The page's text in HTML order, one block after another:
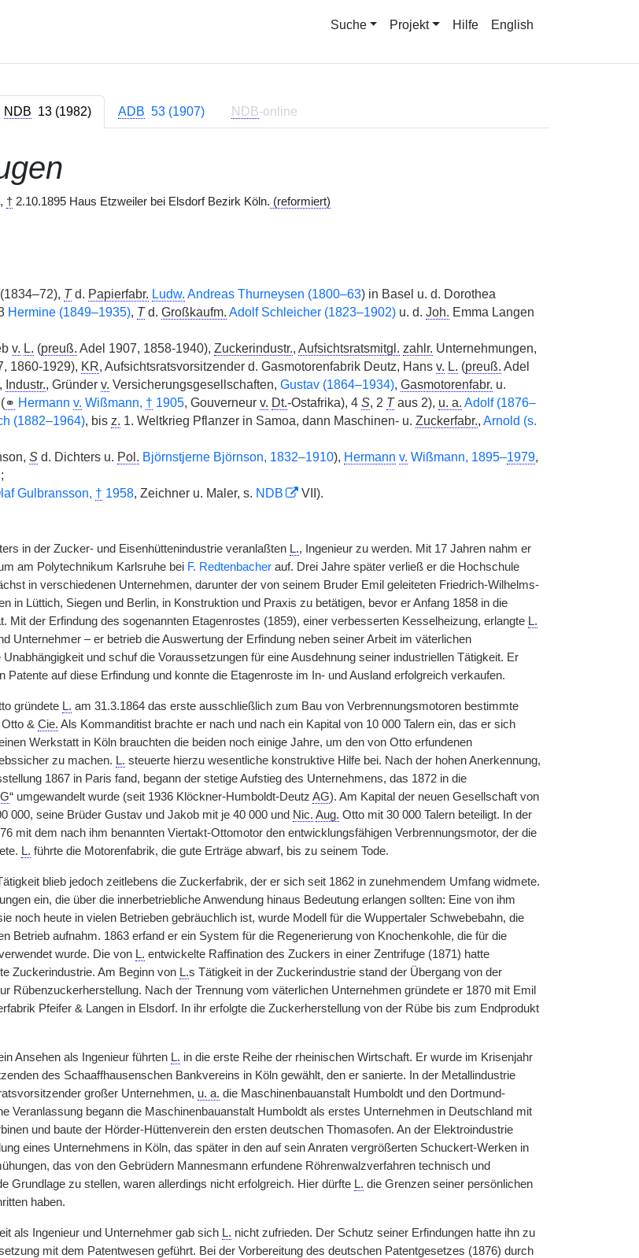
Suche Projekt Hilfe English
NDB 13 (1982) ADB 53 (1907) NDB-online
†2.10.1895 Haus Etzweiler bei Elsdorf Bezirk Köln. (reformiert)
Td. Papierfabr. Ludw. Andreas Thurneysen (1800–63) in Basel u. d. Dorothea
Hermine (1849–1935), Td. Großkaufm. Adolf Schleicher (1823–1902)u. d. Joh. Emma Langen
v. L. (preuß. Adel 1907, 1858-1940), Zuckerindustr., Aufsichtsratsmitgl. zahlr. Unternehmungen,
1860-1929), KR, Aufsichtsratsvorsitzender d. Gasmotorenfabrik Deutz, Hans v. L. (preuß. Adel
, Industr., Gründer v. Versicherungsgesellschaften, Gustav (1864–1934), Gasmotorenfabr. u.
⚭ Hermann v. Wißmann, † 1905, Gouverneur v. Dt.-Ostafrika), 4 S, 2 Taus 2), u. a. Adolf (1876–
(1882–1964), bis z. 1. Weltkrieg Pflanzer in Samoa, dann Maschinen- u. Zuckerfabr., Arnold (s.
Sd. Dichters u. Pol. Björnstjerne Björnson, 1832–1910), Hermann v. Wißmann, 1895–1979,
Gulbransson, † 1958, Zeichner u. Maler, s. NDB VII).
in der Zucker- und Eisenhüttenindustrie veranlaßten L., Ingenieur zu werden. Mit 17 Jahren nahm er
am Polytechnikum Karlsruhe bei F. Redtenbacherauf. Drei Jahre später verließ er die Hochschule
in verschiedenen Unternehmen, darunter der von seinem Bruder Emil geleiteten Friedrich-Wilhelms-
in Lüttich, Siegen und Berlin, in Konstruktion und Praxis zu betätigen, bevor er Anfang 1858 in die
Mit der Erfindung des sogenannten Etagenrostes (1859), einer verbesserten Kesselheizung, erlangte L.
Unternehmer – er betrieb die Auswertung der Erfindung neben seiner Arbeit im väterlichen
und schuf die Voraussetzungen für eine Ausdehnung seiner industriellen Tätigkeit. Er
Patente auf diese Erfindung und konnte die Etagenroste im In- und Ausland erfolgreich verkaufen.
gründete L. am 31.3.1864 das erste ausschließlich zum Bau von Verbrennungsmotoren bestimmte
& Cie. Als Kommanditist brachte er nach und nach ein Kapital von 10 000 Talern ein, das er sich
Werkstatt in Köln brauchten die beiden noch einige Jahre, um den von Otto erfundenen
zu machen. L. steuerte hierzu wesentliche konstruktive Hilfe bei. Nach der hohen Anerkennung,
1867 in Paris fand, begann der stetige Aufstieg des Unternehmens, das 1872 in die
“ umgewandelt wurde (seit 1936 Klöckner-Humboldt-Deutz AG). Am Kapital der neuen Gesellschaft von
000, seine Brüder Gustav und Jakob mit je 40 000 und Nic. Aug. Otto mit 30 000 Talern beteiligt. In der
mit dem nach ihm benannten Viertakt-Ottomotor den entwicklungsfähigen Verbrennungsmotor, der die
L. führte die Motorenfabrik, die gute Erträge abwarf, bis zu seinem Tode.
blieb jedoch zeitlebens die Zuckerfabrik, der er sich seit 1862 in zunehmendem Umfang widmete.
ein, die über die innerbetriebliche Anwendung hinaus Bedeutung erlangen sollten: Eine von ihm
noch heute in vielen Betrieben gebräuchlich ist, wurde Modell für die Wuppertaler Schwebebahn, die
Betrieb aufnahm. 1863 erfand er ein System für die Regenerierung von Knochenkohle, die für die
wurde. Die von L. entwickelte Raffination des Zuckers in einer Zentrifuge (1871) hatte
Zuckerindustrie. Am Beginn von L.s Tätigkeit in der Zuckerindustrie stand der Übergang von der
Rübenzuckerherstellung. Nach der Trennung vom väterlichen Unternehmen gründete er 1870 mit Emil
Pfeifer & Langen in Elsdorf. In ihr erfolgte die Zuckerherstellung von der Rübe bis zum Endprodukt
Ansehen als Ingenieur führten L. in die erste Reihe der rheinischen Wirtschaft. Er wurde im Krisenjahr
des Schaaffhausenschen Bankvereins in Köln gewählt, den er sanierte. In der Metallindustrie
großer Unternehmen, u. a. die Maschinenbauanstalt Humboldt und den Dortmund-
Veranlassung begann die Maschinenbauanstalt Humboldt als erstes Unternehmen in Deutschland mit
und baute der Hörder-Hüttenverein den ersten deutschen Thomasofen. An der Elektroindustrie
eines Unternehmens in Köln, das später in den auf sein Anraten vergrößerten Schuckert-Werken in
das von den Gebrüdern Mannesmann erfundene Röhrenwalzverfahren technisch und
Grundlage zu stellen, waren allerdings nicht erfolgreich. Hier dürfte L. die Grenzen seiner persönlichen
haben.
als Ingenieur und Unternehmer gab sich L. nicht zufrieden. Der Schutz seiner Erfindungen hatte ihn zu
mit dem Patentwesen geführt. Bei der Vorbereitung des deutschen Patentgesetzes (1876) durch